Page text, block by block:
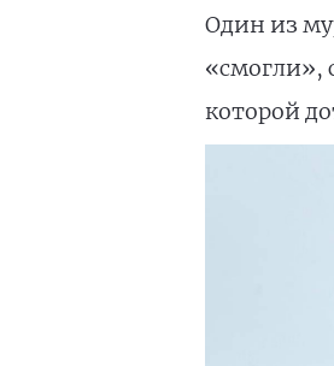
Один из
«смогли»,
которой